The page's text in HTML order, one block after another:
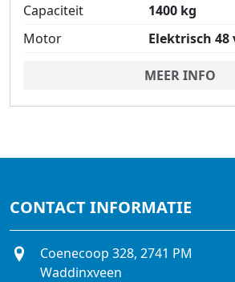
Capaciteit
1400 kg
Motor
Elektrisch 48
MEER INFO
CONTACT INFORMATIE
Coenecoop 328, 2741 PM
Waddinxveen